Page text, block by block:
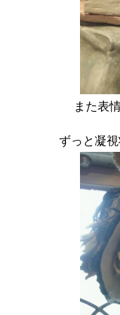
また表
ずっと凝